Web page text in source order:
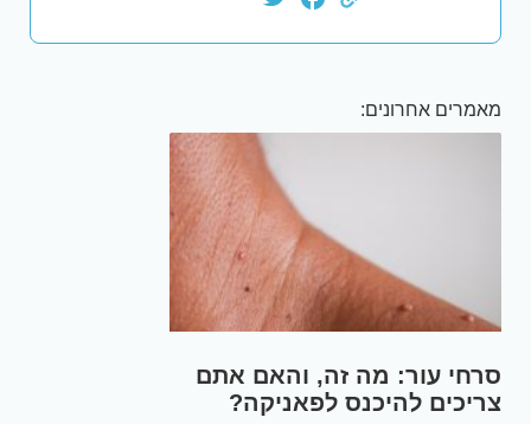
מאמרים אחרונים:
סרחי עור: מה זה,
צריכים להיכנס
מה שצריך